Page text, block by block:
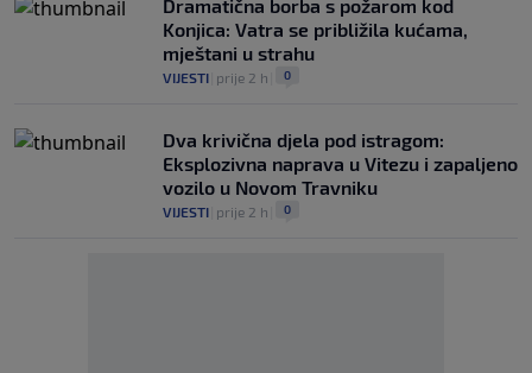
Dramatična borba s požarom kod
Konjica: Vatra se približila kućama,
mještani u strahu
VIJESTI prije 2 h 0
Dva krivična djela pod istragom:
Eksplozivna naprava u Vitezu i zapaljeno
vozilo u Novom Travniku
VIJESTI prije 2 h 0